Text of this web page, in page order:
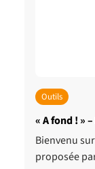
Outils
« A fond ! »
Bienvenu
proposée